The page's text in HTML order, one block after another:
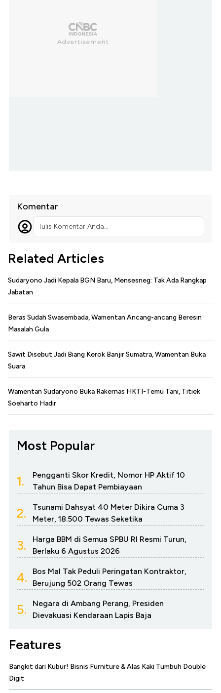
Komentar
Tulis Komentar Anda...
Related Articles
Sudaryono Jadi Kepala BGN Baru, Mensesneg: Tak Ada Rangkap
Jabatan
Beras Sudah Swasembada, Wamentan Ancang-ancang Beresin
Masalah Gula
Sawit Disebut Jadi Biang Kerok Banjir Sumatra, Wamentan Buka
Suara
Wamentan Sudaryono Buka Rakernas HKTI-Temu Tani, Titiek
Soeharto Hadir
Most Popular
1.
Pengganti Skor Kredit, Nomor HP Aktif 10
Tahun Bisa Dapat Pembiayaan
2.
Tsunami Dahsyat 40 Meter Dikira Cuma 3
Meter, 18.500 Tewas Seketika
3.
Harga BBM di Semua SPBU RI Resmi Turun,
Berlaku 6 Agustus 2026
4.
Bos Mal Tak Peduli Peringatan Kontraktor,
Berujung 502 Orang Tewas
5.
Negara di Ambang Perang, Presiden
Dievakuasi Kendaraan Lapis Baja
Features
Bangkit dari Kubur! Bisnis Furniture & Alas Kaki Tumbuh Double
Digit